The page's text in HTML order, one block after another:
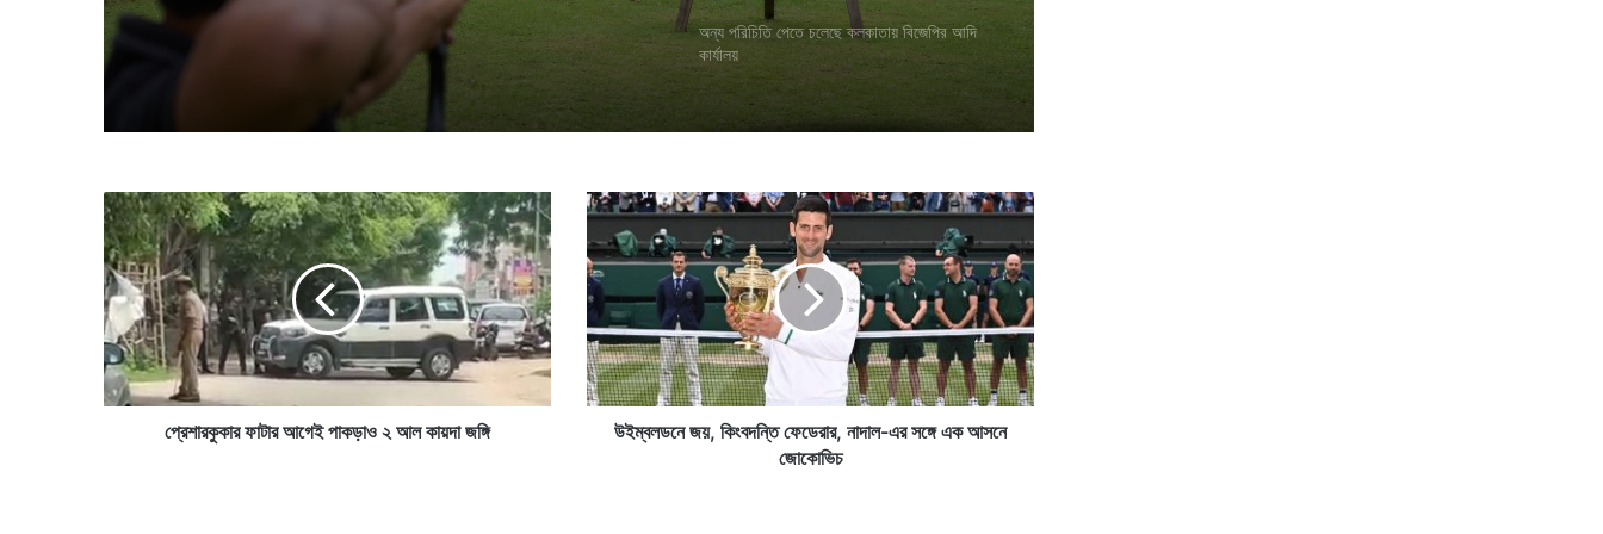
দিতে অব্যর্থ লক্ষ্যভেদ
অন্য পরিচিতি পেতে চলেছে কলকাতায় বিজেপির আদি
কার্যালয়
প্রে
শা
র
কু
কা
র
ফা
টা
র
প্রেশারকুকার ফাটার আগেই পাকড়াও ২ আল কায়দা জঙ্গি
উ
ম্ব
ল
ড
নে
জ
য়
,
উইম্বলডনে জয়, কিংবদন্তি ফেডেরার, নাদাল-এর সঙ্গে এক আসনে
জোকোভিচ